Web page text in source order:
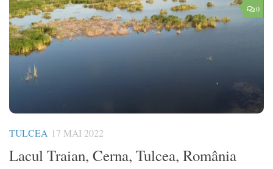
0
TULCEA 17 MAI 2022
Lacul Traian, Cerna, Tulcea, România